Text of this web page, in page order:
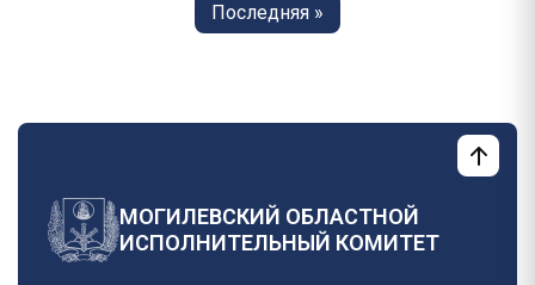
Последняя
Последняя »
МОГИЛЕВСКИЙ ОБЛАСТНОЙ
ИСПОЛНИТЕЛЬНЫЙ КОМИТЕТ